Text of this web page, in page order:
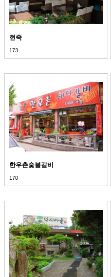
현죽
173
한우촌숯불갈비
170